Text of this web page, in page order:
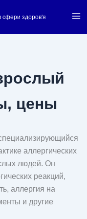
сфери здоров'я
цены
аллергических
людей. Он
реакций,
аллергия на
и другие